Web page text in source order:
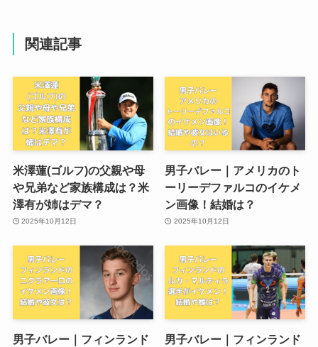
関連記事
米澤蓮(ゴルフ)の父親や母
や兄弟など家族構成は？米
澤有が姉はデマ？
2025年10月12日
男子バレー｜アメリカのト
ーリーデファルコのイケメ
ン画像！結婚は？
2025年10月12日
男子バレー｜フィンランド
男子バレー｜フィンランド